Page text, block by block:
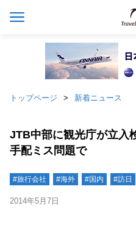
トップページ 新着ニュース
JTB中部に観光庁が立入
手配ミス問題で
#旅行会社 #海外 #国内 #訪日
2014年5月7日